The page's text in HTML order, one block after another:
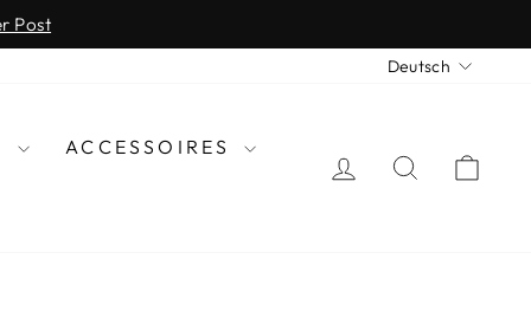
Post
Deutsch
ACCESSOIRES
EINLOGGEN
SUCHE